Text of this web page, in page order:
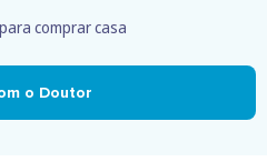
comprar casa
o Doutor